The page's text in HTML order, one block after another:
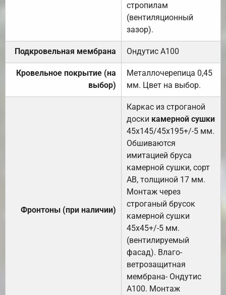
стропилам
(вентиляционный
зазор).
Подкровельная мембрана Ондутис А100
Кровельное покрытие (на
выбор)
Металлочерепица 0,45
мм. Цвет на выбор.
Фронтоны (при наличии)
Каркас из строганой
доски камерной сушки
45х145/45х195+/-5 мм.
Обшиваются
имитацией бруса
камерной сушки, сорт
АВ, толщиной 17 мм.
Монтаж через
строганый брусок
камерной сушки
45х45+/-5 мм.
(вентилируемый
фасад). Влаго-
ветрозащитная
мембрана- Ондутис
А100. Монтаж